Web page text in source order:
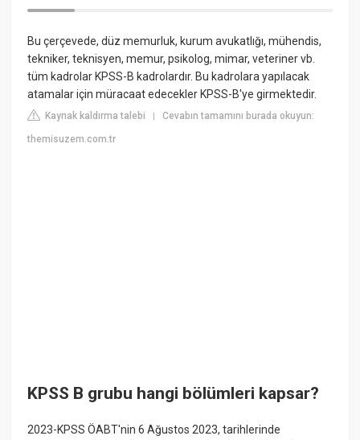
Bu çerçevede, düz memurluk, kurum avukatlığı, mühendis,
tekniker, teknisyen, memur, psikolog, mimar, veteriner vb.
tüm kadrolar KPSS-B kadrolardır. Bu kadrolara yapılacak
atamalar için müracaat edecekler KPSS-B'ye girmektedir.
Kaynak kaldırma talebi |Cevabın tamamını burada okuyun:
themisuzem.com.tr
KPSS B grubu hangi bölümleri kapsar?
2023-KPSS ÖABT'nin 6 Ağustos 2023, tarihlerinde